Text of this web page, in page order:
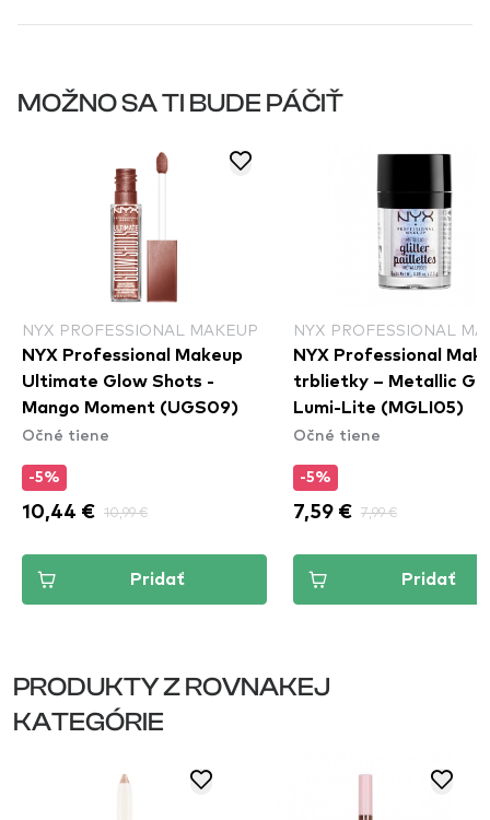
MOŽNO SA TI BUDE PÁČIŤ
NYX PROFESSIONAL MAKEUP
NYX Professional Makeup
Ultimate Glow Shots -
Mango Moment (UGS09)
Očné tiene
-5%
10,44 € 10,99 €
Pridať
NYX PROFESSIONAL
NYX Professional
trblietky – Metallic
Lumi-Lite (MGLI05)
Očné tiene
-5%
7,59 € 7,99 €
Pridať
PRODUKTY Z ROVNAKEJ
KATEGÓRIE